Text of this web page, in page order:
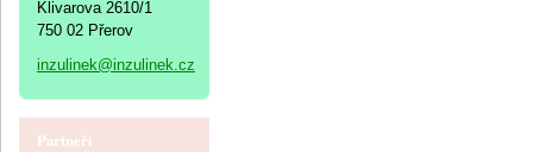
Klivarova 2610/1
750 02 Přerov
inzulinek@inzulinek.cz
Partneři